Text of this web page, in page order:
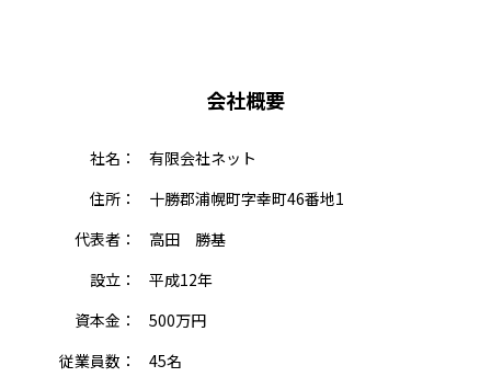
会社概要
社名：
有限会社ネット
住所：
十勝郡浦幌町字幸町46番地1
代表者：
高田 勝基
設立：
平成12年
資本金：
500万円
従業員数：
45名